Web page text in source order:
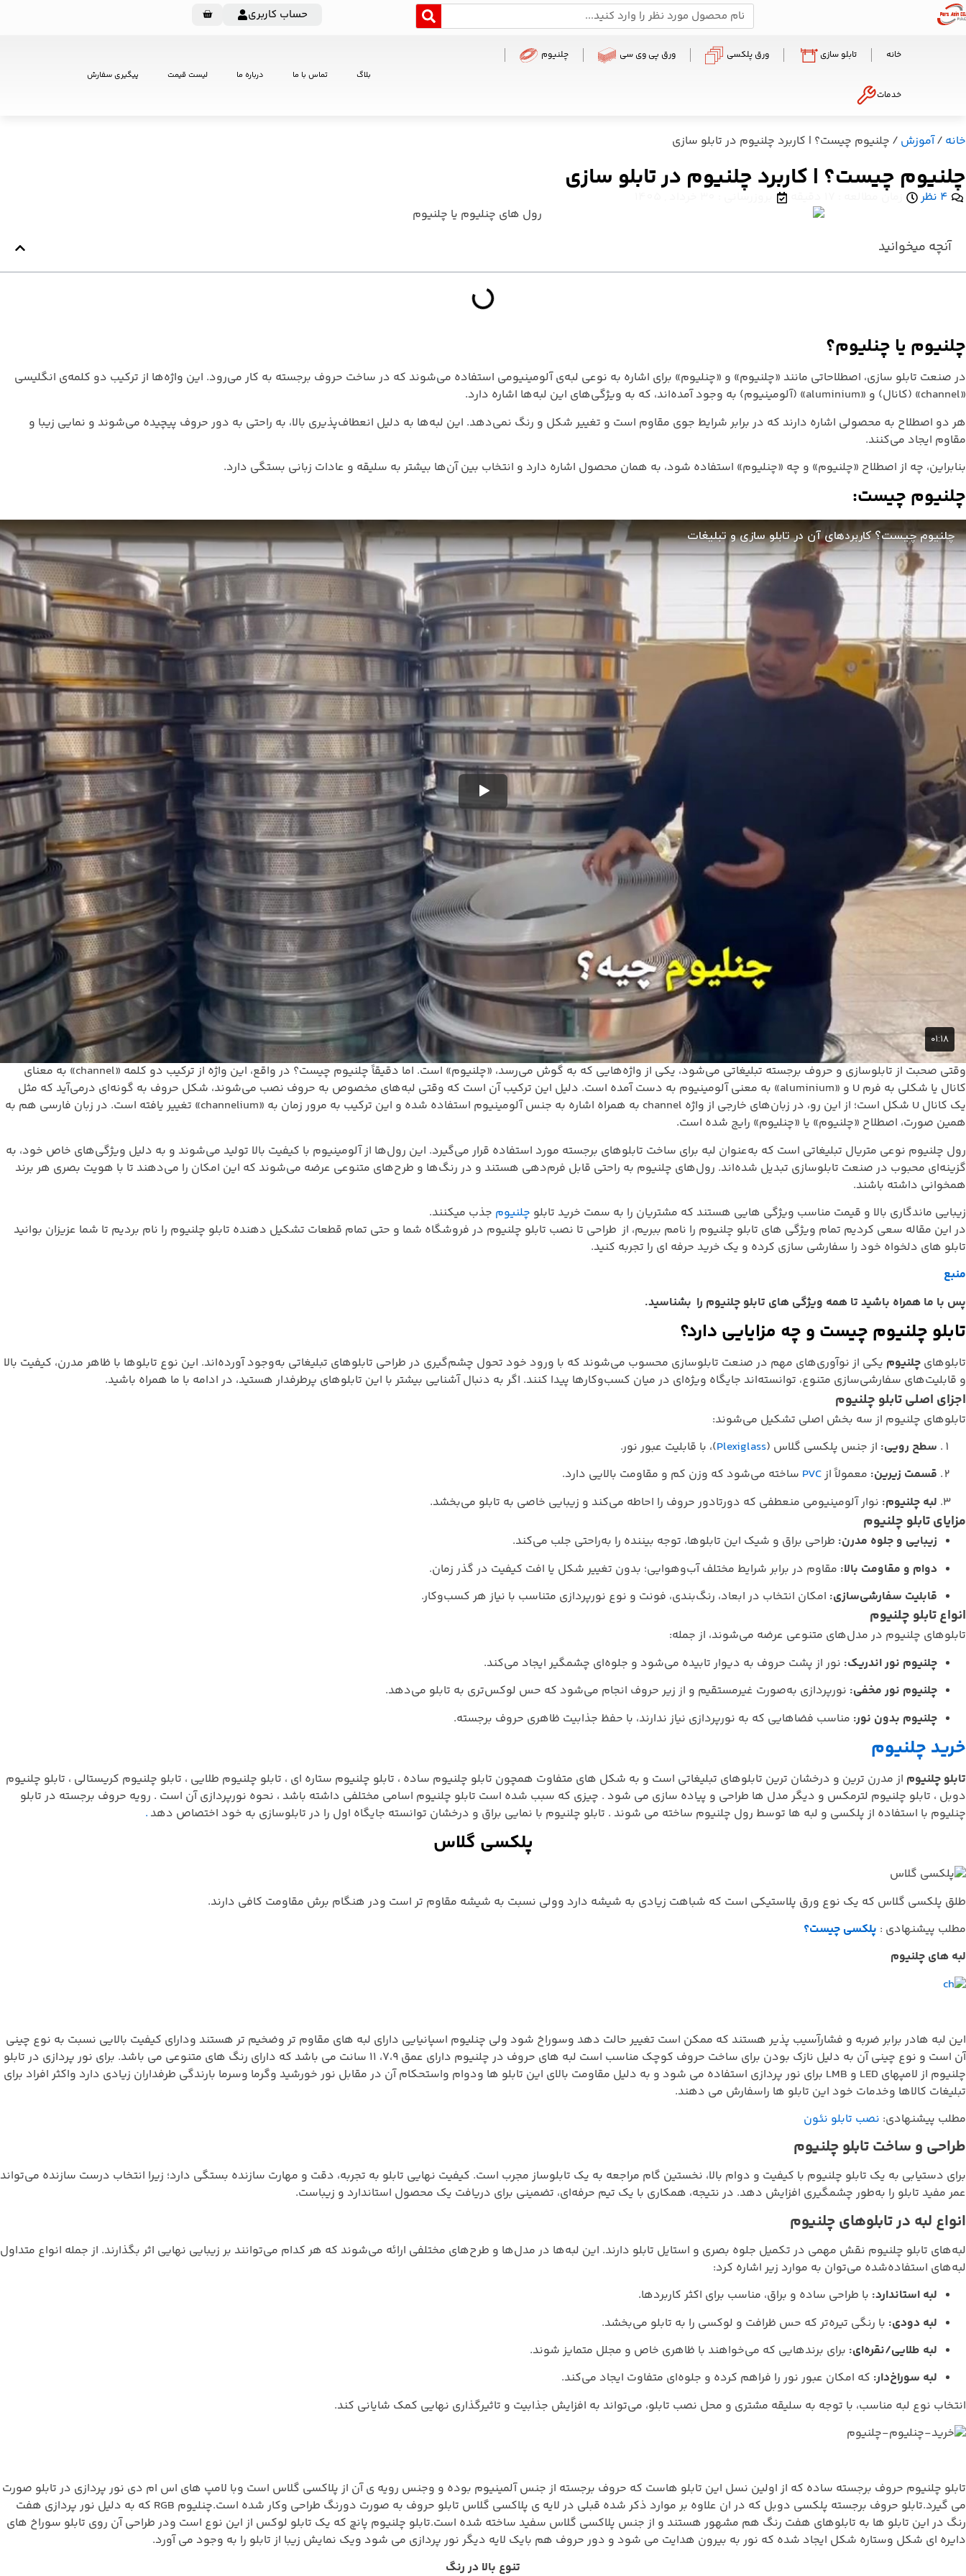
حساب کاربری
خانه تابلو سازی ورق پلکسی ورق پی وی سی چلنیوم
خدمات
بلاگ تماس با ما درباره ما لیست قیمت پیگیری سفارش
خانه /آموزش / چلنیوم چیست؟ | کاربرد چلنیوم در تابلو سازی
چلنیوم چیست؟ | کاربرد چلنیوم در تابلو سازی
4 نظر
آنچه میخوانید
چلنیوم یا چنلیوم؟
در صنعت تابلو سازی، اصطلاحاتی مانند «چلنیوم» و «چنلیوم» برای اشاره به نوعی لبه‌ی آلومینیومی استفاده می‌شوند که در ساخت حروف برجسته به کار می‌رود. این واژه‌ها از ترکیب دو کلمه‌ی انگلیسی
«channel» (کانال) و «aluminium» (آلومینیوم) به وجود آمده‌اند، که به ویژگی‌های این لبه‌ها اشاره دارد.
هر دو اصطلاح به محصولی اشاره دارند که در برابر شرایط جوی مقاوم است و تغییر شکل و رنگ نمی‌دهد. این لبه‌ها به دلیل انعطاف‌پذیری بالا، به راحتی به دور حروف پیچیده می‌شوند و نمایی زیبا و
مقاوم ایجاد می‌کنند.
بنابراین، چه از اصطلاح «چلنیوم» و چه «چنلیوم» استفاده شود، به همان محصول اشاره دارد و انتخاب بین آن‌ها بیشتر به سلیقه و عادات زبانی بستگی دارد.
چلنیوم چیست:
وقتی صحبت از تابلوسازی و حروف برجسته تبلیغاتی می‌شود، یکی از واژه‌هایی که به گوش می‌رسد، «چلنیوم» است. اما دقیقاً چلنیوم چیست؟ در واقع، این واژه از ترکیب دو کلمه «channel» به معنای
کانال یا شکلی به فرم U و «aluminium» به معنی آلومینیوم به دست آمده است. دلیل این ترکیب آن است که وقتی لبه‌های مخصوص به حروف نصب می‌شوند، شکل حروف به گونه‌ای درمی‌آید که مثل
یک کانال U شکل است؛ از این رو، در زبان‌های خارجی از واژه channel به همراه اشاره به جنس آلومینیوم استفاده شده و این ترکیب به مرور زمان به «channelium» تغییر یافته است. در زبان فارسی هم به
همین صورت، اصطلاح «چلنیوم» یا «چنلیوم» رایج شده است.
رول چلنیوم نوعی متریال تبلیغاتی است که به‌عنوان لبه برای ساخت تابلوهای برجسته مورد استفاده قرار می‌گیرد. این رول‌ها از آلومینیوم با کیفیت بالا تولید می‌شوند و به دلیل ویژگی‌های خاص خود، به
گزینه‌ای محبوب در صنعت تابلوسازی تبدیل شده‌اند. رول‌های چلنیوم به راحتی قابل فرم‌دهی هستند و در رنگ‌ها و طرح‌های متنوعی عرضه می‌شوند که این امکان را می‌دهند تا با هویت بصری هر برند
همخوانی داشته باشند.
زیبایی ماندگاری بالا و قیمت مناسب ویژگی هایی هستند که مشتریان را به سمت خرید تابلو چلنیوم جذب میکنند.
در این مقاله سعی کردیم تمام ویژگی های تابلو چلنیوم را نامم ببریم، از طراحی تا نصب تابلو چلنیوم در فروشگاه شما و حتی تمام قطعات تشکیل دهنده تابلو چلنیوم را نام بردیم تا شما عزیزان بوانید
تابلو های دلخواه خود را سفارشی سازی کرده و یک خرید حرفه ای را تجربه کنید.
منبع
پس با ما همراه باشید تا همه ویژگی های تابلو چلنیوم را بشناسید.
تابلو چلنیوم چیست و چه مزایایی دارد؟
تابلوهای چلنیوم یکی از نوآوری‌های مهم در صنعت تابلوسازی محسوب می‌شوند که با ورود خود تحول چشم‌گیری در طراحی تابلوهای تبلیغاتی به‌وجود آورده‌اند. این نوع تابلوها با ظاهر مدرن، کیفیت بالا
و قابلیت‌های سفارشی‌سازی متنوع، توانسته‌اند جایگاه ویژه‌ای در میان کسب‌وکارها پیدا کنند. اگر به دنبال آشنایی بیشتر با این تابلوهای پرطرفدار هستید، در ادامه با ما همراه باشید.
اجزای اصلی تابلو چلنیوم
تابلوهای چلنیوم از سه بخش اصلی تشکیل می‌شوند:
سطح رویی: از جنس پلکسی گلاس (Plexiglass)، با قابلیت عبور نور.
قسمت زیرین: معمولاً ازPVC ساخته می‌شود که وزن کم و مقاومت بالایی دارد.
لبه چلنیوم: نوار آلومینیومی منعطفی که دورتادور حروف را احاطه می‌کند و زیبایی خاصی به تابلو می‌بخشد.
مزایای تابلو چلنیوم
زیبایی و جلوه مدرن: طراحی براق و شیک این تابلوها، توجه بیننده را به‌راحتی جلب می‌کند.
دوام و مقاومت بالا: مقاوم در برابر شرایط مختلف آب‌وهوایی؛ بدون تغییر شکل یا افت کیفیت در گذر زمان.
قابلیت سفارشی‌سازی: امکان انتخاب در ابعاد، رنگ‌بندی، فونت و نوع نورپردازی متناسب با نیاز هر کسب‌وکار.
انواع تابلو چلنیوم
تابلوهای چلنیوم در مدل‌های متنوعی عرضه می‌شوند، از جمله:
چلنیوم نور اندریک: نور از پشت حروف به دیوار تابیده می‌شود و جلوه‌ای چشمگیر ایجاد می‌کند.
چلنیوم نور مخفی: نورپردازی به‌صورت غیرمستقیم و از زیر حروف انجام می‌شود که حس لوکس‌تری به تابلو می‌دهد.
چلنیوم بدون نور: مناسب فضاهایی که به نورپردازی نیاز ندارند، با حفظ جذابیت ظاهری حروف برجسته.
خرید چلنیوم
تابلو چلنیوم از مدرن ترین و درخشان ترین تابلوهای تبلیغاتی است و به شکل های متفاوت همچون تابلو چلنیوم ساده ، تابلو چلنیوم ستاره ای ، تابلو چلنیوم طلایی ، تابلو چلنیوم کریستالی ، تابلو چلنیوم
دوبل ، تابلو چلنیوم لترمکس و دیگر مدل ها طراحی و پیاده سازی می شود . چیزی که سبب شده است تابلو چلنیوم اسامی مختلفی داشته باشد ، نحوه نورپردازی آن است . رویه حروف برجسته در تابلو
چنلیوم با استفاده از پلکسی و لبه ها توسط رول چلنیوم ساخته می شوند . تابلو چلنیوم با نمایی براق و درخشان توانسته جایگاه اول را در تابلوسازی به خود اختصاص دهد .
پلکسی گلاس
طلق پلکسی گلاس که یک نوع ورق پلاستیکی است که شباهت زیادی به شیشه دارد وولی نسبت به شیشه مقاوم تر است ودر هنگام برش مقاومت کافی دارند.
مطلب پیشنهادی : پلکسی چیست؟
لبه های چلنیوم
این لبه هادر برابر ضربه و فشارآسیب پذیر هستند که ممکن است تغییر حالت دهد وسوراخ شود ولی چنلیوم اسپانیایی دارای لبه های مقاوم تر وضخیم تر هستند ودارای کیفیت بالایی نسبت به نوع چینی
آن است و نوع چینی آن به دلیل نازک بودن برای ساخت حروف کوچک مناسب است لبه های حروف در چلنیوم دارای عمق 7،9، 11 سانت می باشد که دارای رنگ های متنوعی می باشد. برای نور پردازی در تابلو
چلنیوم از لامپهای LED و LMB برای نور پردازی استفاده می شود و به دلیل مقاومت بالای این تابلو ها ودوام واستحکام آن در مقابل نور خورشید وگرما وسرما بارندگی طرفداران زیادی دارد واکثر افراد برای
تبلیغات کالاها وخدمات خود این تابلو ها راسفارش می دهند.
مطلب پیشنهادی: نصب تابلو نئون
طراحی و ساخت تابلو چلنیوم
برای دستیابی به یک تابلو چلنیوم با کیفیت و دوام بالا، نخستین گام مراجعه به یک تابلوساز مجرب است. کیفیت نهایی تابلو به تجربه، دقت و مهارت سازنده بستگی دارد؛ زیرا انتخاب درست سازنده می‌تواند
عمر مفید تابلو را به‌طور چشمگیری افزایش دهد. در نتیجه، همکاری با یک تیم حرفه‌ای، تضمینی برای دریافت یک محصول استاندارد و زیباست.
انواع لبه در تابلوهای چلنیوم
لبه‌های تابلو چلنیوم نقش مهمی در تکمیل جلوه بصری و استایل تابلو دارند. این لبه‌ها در مدل‌ها و طرح‌های مختلفی ارائه می‌شوند که هر کدام می‌توانند بر زیبایی نهایی اثر بگذارند. از جمله انواع متداول
لبه‌های استفاده‌شده می‌توان به موارد زیر اشاره کرد:
لبه استاندارد: با طراحی ساده و براق، مناسب برای اکثر کاربردها.
لبه دودی: با رنگی تیره‌تر که حس ظرافت و لوکسی را به تابلو می‌بخشد.
لبه طلایی/نقره‌ای: برای برندهایی که می‌خواهند با ظاهری خاص و مجلل متمایز شوند.
لبه سوراخ‌دار: که امکان عبور نور را فراهم کرده و جلوه‌ای متفاوت ایجاد می‌کند.
انتخاب نوع لبه مناسب، با توجه به سلیقه مشتری و محل نصب تابلو، می‌تواند به افزایش جذابیت و تاثیرگذاری نهایی کمک شایانی کند.
تابلو چلنیوم حروف برجسته ساده که از اولین نسل این تابلو هاست که حروف برجسته از جنس آلمینیوم بوده و وجنس رویه ی آن از پلاکسی گلاس است وبا لامپ های اس ام دی نور پردازی در تابلو صورت
می گیرد.تابلو حروف برجسته پلکسی دوبل که در ان علاوه بر موارد ذکر شده قبلی در لایه ی پلاکسی گلاس تابلو حروف به صورت دورنگ طراحی وکار شده است.چنلیوم RGB که به دلیل نور پردازی هفت
رنگ در این تابلو ها به تابلوهای هفت رنگ هم مشهور هستند و از جنس پلاکسی گلاس سفید ساخته شده است.تابلو چلنیوم پانچ که یک تابلو لوکس از این نوع است ودر طراحی آن روی تابلو سوراخ های
دایره ای شکل وستاره شکل ایجاد شده که نور به بیرون هدایت می شود و دور حروف هم بایک لایه دیگر نور پردازی می شود ویک نمایش زیبا از تابلو را به وجود می آورد.
تنوع بالا در رنگ